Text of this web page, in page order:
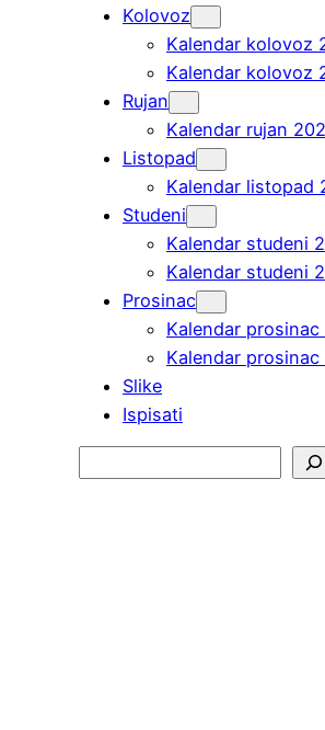
Kolovoz
Kalendar kolovoz
Kalendar kolovoz
Rujan
Kalendar rujan
Listopad
Kalendar listopad
Studeni
Kalendar studeni
Kalendar studeni
Prosinac
Kalendar prosinac
Kalendar prosinac
Slike
Ispisati